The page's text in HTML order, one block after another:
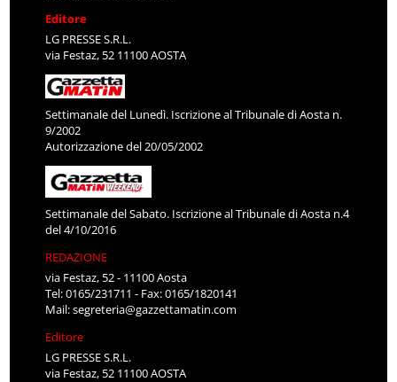
Editore
LG PRESSE S.R.L.
via Festaz, 52 11100 AOSTA
Settimanale del Lunedì. Iscrizione al Tribunale di Aosta n.
9/2002
Autorizzazione del 20/05/2002
Settimanale del Sabato. Iscrizione al Tribunale di Aosta n.4
del 4/10/2016
REDAZIONE
via Festaz, 52 - 11100 Aosta
Tel: 0165/231711 - Fax: 0165/1820141
Mail:segreteria@gazzettamatin.com
Editore
LG PRESSE S.R.L.
via Festaz, 52 11100 AOSTA